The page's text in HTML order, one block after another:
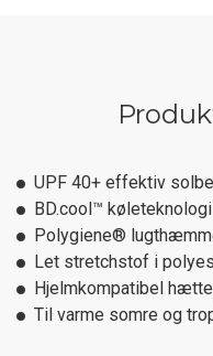
UPF 40+ effektiv
BD.cool™
Polygiene®
Let stretchstof i
Hjelmkompatibel hætte
Til varme somre og